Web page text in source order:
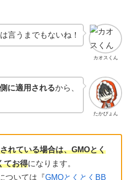
カオスくん
言うまでもないね！
たかぴょん
に適用されるから、
れている場合は、GMOとく
てお得になります。
ついては『GMOとくとくBB